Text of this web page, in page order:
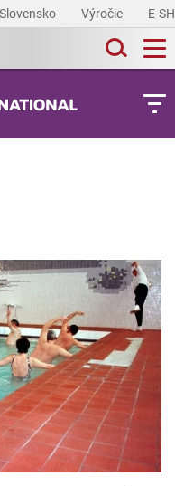
Výročie E-